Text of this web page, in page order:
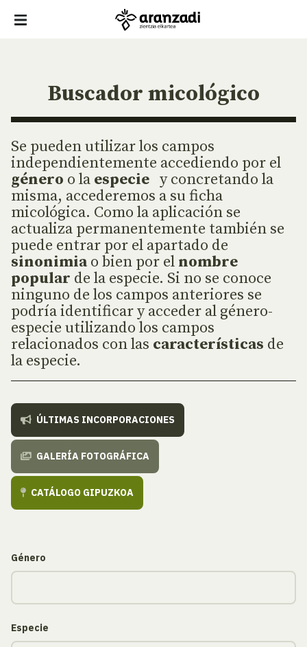
Buscador micológico
Se pueden utilizar los campos
independientemente accediendo por el
género o la especie y concretando la
misma, accederemos a su ficha
micológica. Como la aplicación se
actualiza permanentemente también se
puede entrar por el apartado de
sinonimiao bien por el nombre
popular de la especie. Si no se conoce
ninguno de los campos anteriores se
podría identificar y acceder al género-
especie utilizando los campos
relacionados con las características de
la especie.
ÚLTIMAS INCORPORACIONES
GALERÍA FOTOGRÁFICA
CATÁLOGO GIPUZKOA
Género
Especie